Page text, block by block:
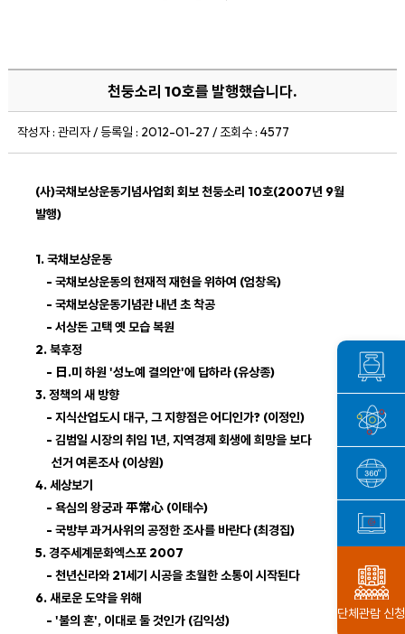
단체관람 신청
천둥소리 10호를 발행했습니다.
작성자 : 관리자 / 등록일 : 2012-01-27 / 조회수 : 4577
(사)국채보상운동기념사업회 회보 천둥소리 10호(2007년 9월
발행)
1. 국채보상운동
- 국채보상운동의 현재적 재현을 위하여 (엄창옥)
- 국채보상운동기념관 내년 초 착공
- 서상돈 고택 옛 모습 복원
2. 북후정
- 日.미 하원 '성노예 결의안'에 답하라 (유상종)
3. 정책의 새 방향
- 지식산업도시 대구, 그 지향점은 어디인가? (이정인)
- 김범일 시장의 취임 1년, 지역경제 회생에 희망을 보다
선거 여론조사 (이상원)
4. 세상보기
- 욕심의 왕궁과 平常心 (이태수)
- 국방부 과거사위의 공정한 조사를 바란다 (최경집)
5. 경주세계문화엑스포 2007
- 천년신라와 21세기 시공을 초월한 소통이 시작된다
6. 새로운 도약을 위해
- '불의 혼', 이대로 둘 것인가 (김익성)